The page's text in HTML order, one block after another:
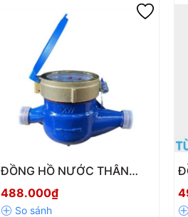
ĐỒNG HỒ NƯỚC THÂN
GANG ĐA TIA NỐI REN AUT
– CHÍNH XÁC, BỀN BỈ, GIÁ
488.000₫